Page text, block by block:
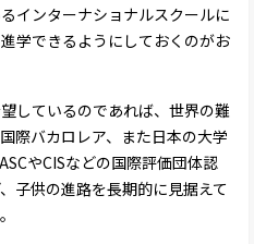
インターナショナルスクールに
学できるようにしておくのがお
しているのであれば、世界の難
際バカロレア、また日本の大学
やCISなどの国際評価団体認
子供の進路を長期的に見据えて